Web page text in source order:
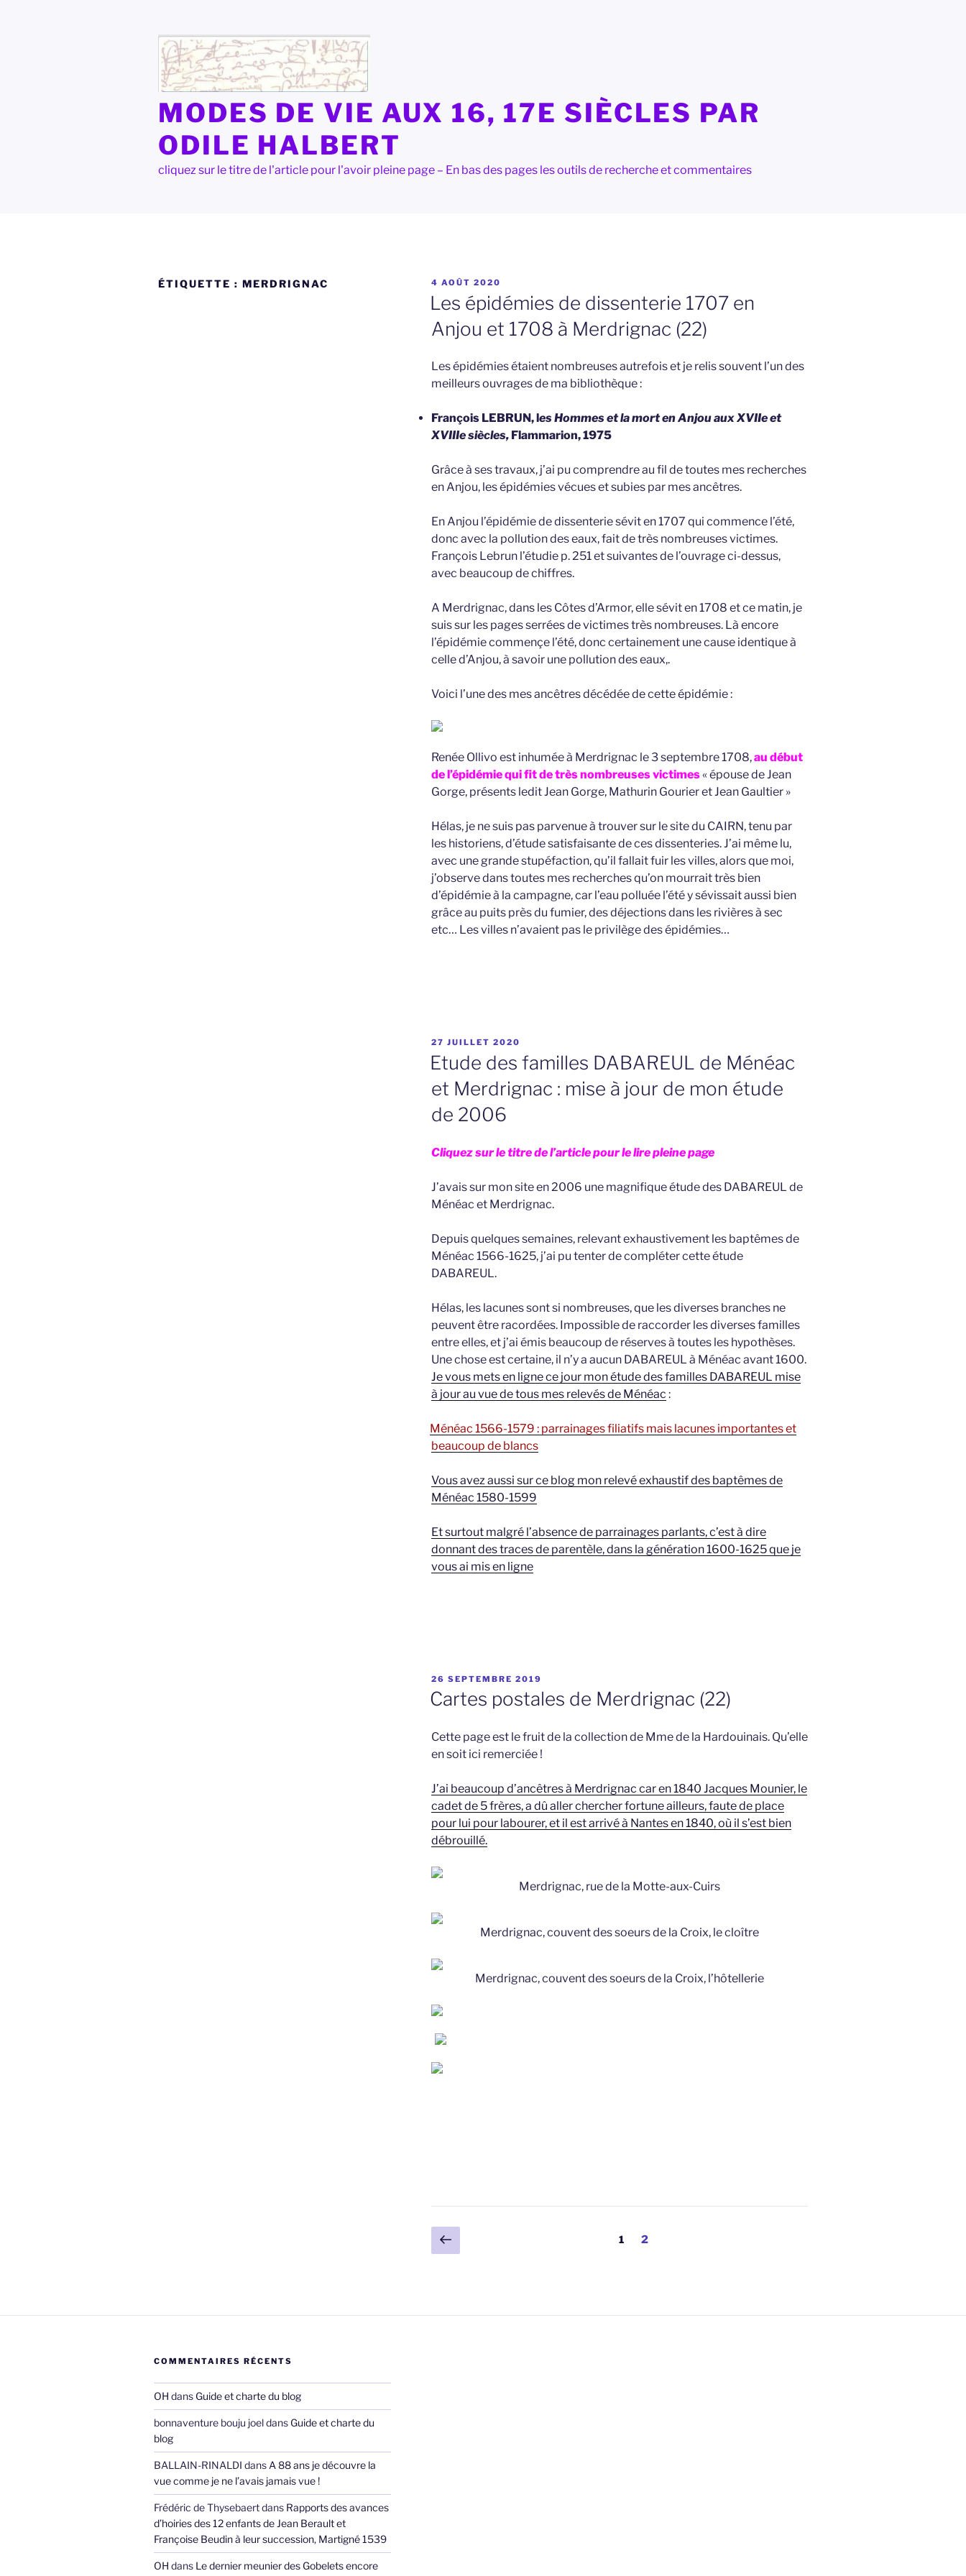
MODES DE VIE AUX 16, 17E SIÈCLES PAR
ODILE HALBERT
cliquez sur le titre de l'article pour l'avoir pleine page – En bas des pages les outils de recherche et commentaires
ÉTIQUETTE : MERDRIGNAC
PUBLIÉ
LE
4 AOÛT 2020
Les épidémies de dissenterie 1707 en
Anjou et 1708 à Merdrignac (22)
Les épidémies étaient nombreuses autrefois et je relis souvent l’un des
meilleurs ouvrages de ma bibliothèque :
François LEBRUN, les Hommes et la mort en Anjou aux XVIIe et
XVIIIe siècles,Flammarion, 1975
Grâce à ses travaux, j’ai pu comprendre au fil de toutes mes recherches
en Anjou, les épidémies vécues et subies par mes ancêtres.
En Anjou l’épidémie de dissenterie sévit en 1707 qui commence l’été,
donc avec la pollution des eaux, fait de très nombreuses victimes.
François Lebrun l’étudie p. 251 et suivantes de l’ouvrage ci-dessus,
avec beaucoup de chiffres.
A Merdrignac, dans les Côtes d’Armor, elle sévit en 1708 et ce matin, je
suis sur les pages serrées de victimes très nombreuses. Là encore
l’épidémie commençe l’été, donc certainement une cause identique à
celle d’Anjou, à savoir une pollution des eaux,.
Voici l’une des mes ancêtres décédée de cette épidémie :
Renée Ollivo est inhumée à Merdrignac le 3 septembre 1708,au début
de l’épidémie qui fit de très nombreuses victimes« épouse de Jean
Gorge, présents ledit Jean Gorge, Mathurin Gourier et Jean Gaultier »
Hélas, je ne suis pas parvenue à trouver sur le site du CAIRN, tenu par
les historiens, d’étude satisfaisante de ces dissenteries. J’ai même lu,
avec une grande stupéfaction, qu’il fallait fuir les villes, alors que moi,
j’observe dans toutes mes recherches qu’on mourrait très bien
d’épidémie à la campagne, car l’eau polluée l’été y sévissait aussi bien
grâce au puits près du fumier, des déjections dans les rivières à sec
etc… Les villes n’avaient pas le privilège des épidémies…
PUBLIÉ
LE
27 JUILLET 2020
Etude des familles DABAREUL de Ménéac
et Merdrignac : mise à jour de mon étude
de 2006
Cliquez sur le titre de l’article pour le lire pleine page
J’avais sur mon site en 2006 une magnifique étude des DABAREUL de
Ménéac et Merdrignac.
Depuis quelques semaines, relevant exhaustivement les baptêmes de
Ménéac 1566-1625, j’ai pu tenter de compléter cette étude
DABAREUL.
Hélas, les lacunes sont si nombreuses, que les diverses branches ne
peuvent être racordées. Impossible de raccorder les diverses familles
entre elles, et j’ai émis beaucoup de réserves à toutes les hypothèses.
Une chose est certaine, il n’y a aucun DABAREUL à Ménéac avant 1600.
Je vous mets en ligne ce jour mon étude des familles DABAREUL mise
à jour au vue de tous mes relevés de Ménéac :
Ménéac 1566-1579 : parrainages filiatifs mais lacunes importantes et
beaucoup de blancs
Vous avez aussi sur ce blog mon relevé exhaustif des baptêmes de
Ménéac 1580-1599
Et surtout malgré l’absence de parrainages parlants, c’est à dire
donnant des traces de parentèle, dans la génération 1600-1625 que je
vous ai mis en ligne
PUBLIÉ
LE
26 SEPTEMBRE 2019
Cartes postales de Merdrignac (22)
Cette page est le fruit de la collection de Mme de la Hardouinais. Qu’elle
en soit ici remerciée !
J’ai beaucoup d’ancêtres à Merdrignac car en 1840 Jacques Mounier, le
cadet de 5 frères, a dû aller chercher fortune ailleurs, faute de place
pour lui pour labourer, et il est arrivé à Nantes en 1840, où il s’est bien
débrouillé.
Merdrignac, rue de la Motte-aux-Cuirs
Merdrignac, couvent des soeurs de la Croix, le cloître
Merdrignac, couvent des soeurs de la Croix, l’hôtellerie
Pagination
Page
précédente
Page
1 Page
2
COMMENTAIRES RÉCENTS
OH dans Guide et charte du blog
bonnaventure bouju joeldans Guide et charte du
blog
BALLAIN-RINALDI dans A 88 ans je découvre la
vue comme je ne l’avais jamais vue !
Frédéric de Thysebaertdans Rapports des avances
d’hoiries des 12 enfants de Jean Berault et
Françoise Beudin à leur succession, Martigné 1539
OH dans Le dernier meunier des Gobelets encore